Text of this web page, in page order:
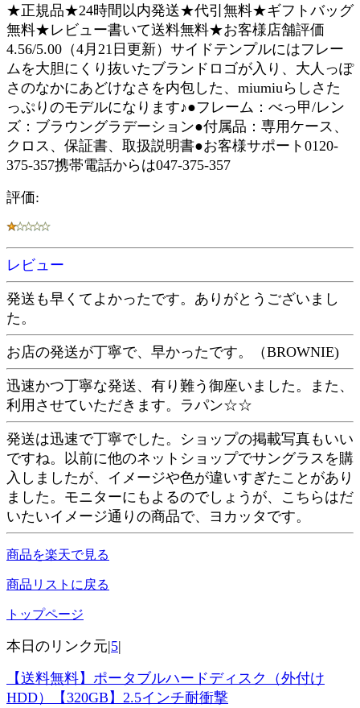
★正規品★24時間以内発送★代引無料★ギフトバッグ
無料★レビュー書いて送料無料★お客様店舗評価
4.56/5.00（4月21日更新）サイドテンプルにはフレー
ムを大胆にくり抜いたブランドロゴが入り、大人っぽ
さのなかにあどけなさを内包した、miumiuらしさた
っぷりのモデルになります♪●フレーム：べっ甲/レン
ズ：ブラウングラデーション●付属品：専用ケース、
クロス、保証書、取扱説明書●お客様サポート0120-
375-357携帯電話からは047-375-357
評価:
レビュー
発送も早くてよかったです。ありがとうございまし
た。
お店の発送が丁寧で、早かったです。（BROWNIE)
迅速かつ丁寧な発送、有り難う御座いました。また、
利用させていただきます。ラパン☆☆
発送は迅速で丁寧でした。ショップの掲載写真もいい
ですね。以前に他のネットショップでサングラスを購
入しましたが、イメージや色が違いすぎたことがあり
ました。モニターにもよるのでしょうが、こちらはだ
いたいイメージ通りの商品で、ヨカッタです。
商品を楽天で見る
商品リストに戻る
トップページ
本日のリンク元|5|
【送料無料】ポータブルハードディスク（外付け
HDD）【320GB】2.5インチ耐衝撃